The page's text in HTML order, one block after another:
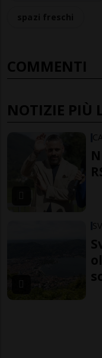
COMMENTI
NOTIZIE PIÙ